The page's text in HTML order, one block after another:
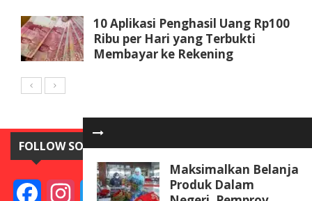
Maksimalkan Belanja
Produk Dalam
10 Aplikasi Penghasil Uang Rp100
Ribu per Hari yang Terbukti
Membayar ke Rekening
FOLLOW SOSIAL MEDIA
FacebookInstagramTwitterYouTube